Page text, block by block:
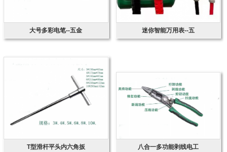
大号多彩电笔--五金 迷你智能万用表--五
T型滑杆平头内六角扳 八合一多功能剥线电工